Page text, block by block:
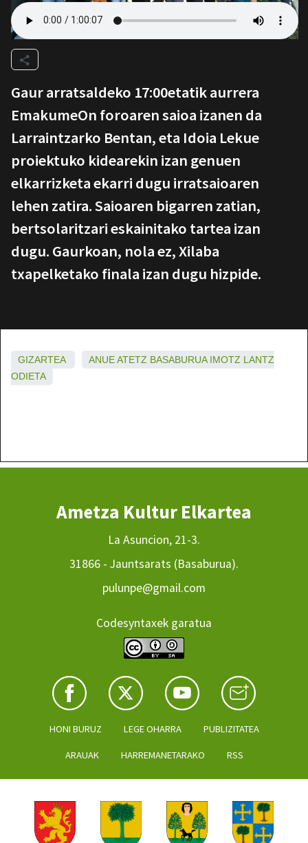
Gaur arratsaldeko 17:00etatik aurrera
EmakumeOn foroaren saioa izanen da
Larraintzarko Bentan, eta Idoia Lekue
proiektuko kidearekin izan genuen
elkarrizketa ekarri dugu irratsaioaren
lehen zatira. Saioaren bigarren zatian,
bertsolaritzari eskainitako tartea izan
dugu. Gaurkoan, nola ez, Xilaba
txapelketako finala izan dugu hizpide.
GIZARTEA ANUEATETZ BASABURUA IMOTZ LANTZ
ODIETA
Ametza Kultur Elkartea
La Asuncion, 21-3.
31866 - Jauntsarats (Basaburua).
pulunpe@gmail.com
Codesyntaxek garatua
HONI BURUZ LEGE OHARRA PUBLIZITATEA
ARAUAK HARREMANETARAKO RSS